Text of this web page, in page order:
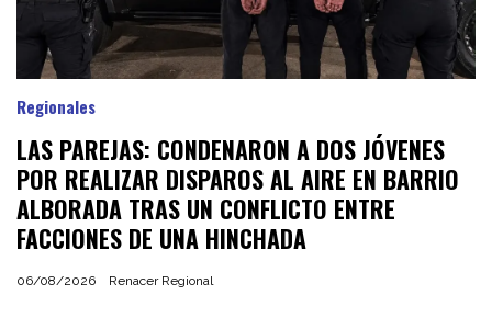
LAS PAREJAS: CONDENARON A DOS JÓVENES
POR REALIZAR DISPAROS AL AIRE EN BARRIO
ALBORADA TRAS UN CONFLICTO ENTRE
FACCIONES DE UNA HINCHADA
Renacer Regional
Regionales
06/08/2026